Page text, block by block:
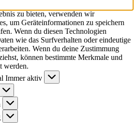
zu bieten, verwenden wir
um Geräteinformationen zu speichern
Wenn du diesen Technologien
wie das Surfverhalten oder eindeutige
Wenn du deine Zustimmung
können bestimmte Merkmale und
werden.
Immer aktiv